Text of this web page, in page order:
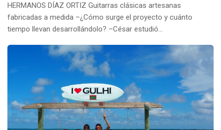
HERMANOS DÍAZ ORTIZ Guitarras clásicas artesanas
fabricadas a medida –¿Cómo surge el proyecto y cuánto
tiempo llevan desarrollándolo? –César estudió...